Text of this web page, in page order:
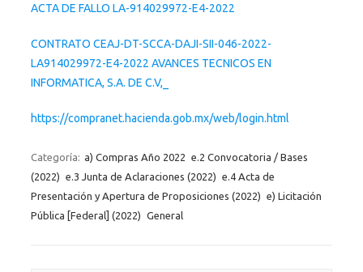
ACTA DE FALLO LA-914029972-E4-2022
CONTRATO CEAJ-DT-SCCA-DAJI-SII-046-2022-
LA914029972-E4-2022 AVANCES TECNICOS EN
INFORMATICA, S.A. DE C.V,_
https://compranet.hacienda.gob.mx/web/login.html
Categoría: a) Compras Año 2022 e.2 Convocatoria / Bases
(2022) e.3 Junta de Aclaraciones (2022) e.4 Acta de
Presentación y Apertura de Proposiciones (2022) e) Licitación
Pública [Federal] (2022) General